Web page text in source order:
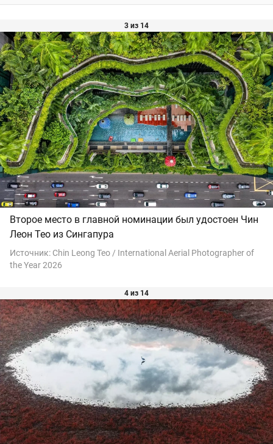
3 из 14
Второе место в главной номинации был удостоен Чин
Леон Тео из Сингапура
Источник: Chin Leong Teo / International Aerial Photographer of
the Year 2026
4 из 14